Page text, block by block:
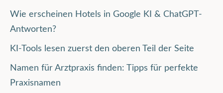
Wie erscheinen Hotels in Google KI & ChatGPT-
Antworten?
KI-Tools lesen zuerst den oberen Teil der Seite
Namen für Arztpraxis finden: Tipps für perfekte
Praxisnamen